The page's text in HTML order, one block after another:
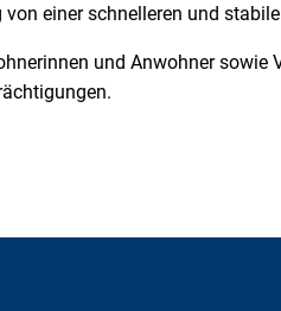
einer schnelleren und
und Anwohner sowie